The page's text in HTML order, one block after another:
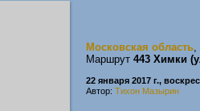
Московская область,
Маршрут 443 Химки
22 января 2017 г.,
Автор: Тихон Мазырин